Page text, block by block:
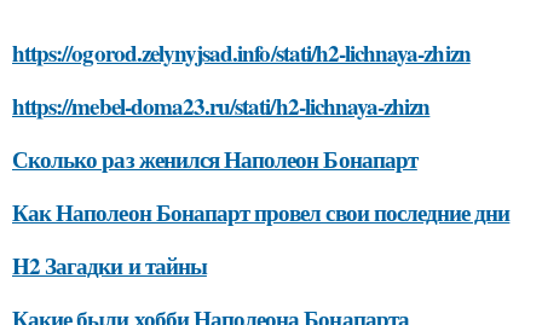
https://ogorod.zelynyjsad.info/stati/h2-lichnaya-zhizn
https://mebel-doma23.ru/stati/h2-lichnaya-zhizn
Сколько раз женился Наполеон Бонапарт
Как Наполеон Бонапарт провел свои последние дни
H2 Загадки и тайны
Какие были хобби Наполеона Бонапарта